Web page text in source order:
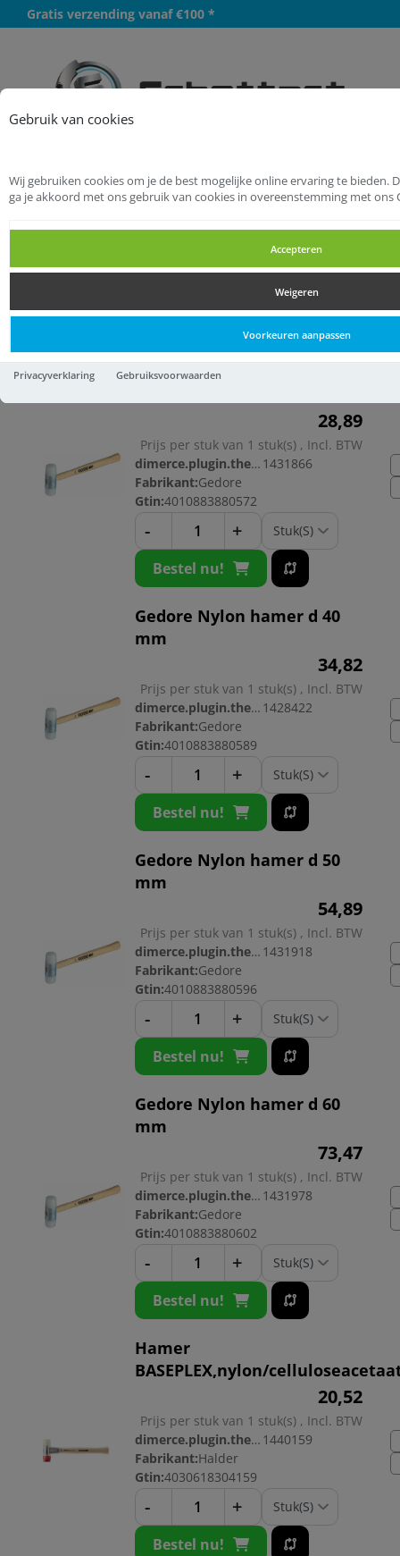
Gebruik van cookies
Wij gebruiken cookies om je de best mogelijke online ervaring te bieden.
ga je akkoord met ons gebruik van cookies in overeenstemming met ons
Accepteren
Weigeren
Voorkeuren aanpassen
Privacyverklaring Gebruiksvoorwaarden
Gratis verzending vanaf €100 *
Startpagina
Handgereedschappen
Hamers
Combinatiehamers
Combinatiehamers
Combinatiehamers
Gedore Nylon hamer d 35
28,89
Prijs per stuk van 1 stuk(s) , Incl. BTW
dimerce.plugin.theme.productnr: 1431866
Fabrikant:Gedore
Gtin:4010883880572
- +
Bestel nu!
Gedore Nylon hamer d 40
mm
34,82
Prijs per stuk van 1 stuk(s) , Incl. BTW
dimerce.plugin.theme.productnr: 1428422
Fabrikant:Gedore
Gtin:4010883880589
- +
Bestel nu!
Gedore Nylon hamer d 50
mm
54,89
Prijs per stuk van 1 stuk(s) , Incl. BTW
dimerce.plugin.theme.productnr: 1431918
Fabrikant:Gedore
Gtin:4010883880596
- +
Bestel nu!
Gedore Nylon hamer d 60
mm
73,47
Prijs per stuk van 1 stuk(s) , Incl. BTW
dimerce.plugin.theme.productnr: 1431978
Fabrikant:Gedore
Gtin:4010883880602
- +
Bestel nu!
Hamer
BASEPLEX,nylon/
20,52
Prijs per stuk van 1 stuk(s) , Incl. BTW
dimerce.plugin.theme.productnr: 1440159
Fabrikant:Halder
Gtin:4030618304159
- +
Bestel nu!